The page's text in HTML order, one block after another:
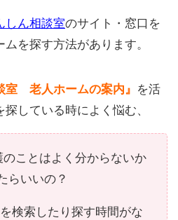
しん相談室のサイト・窓口を
を探す方法があります。
室 老人ホームの案内』 を活
している時によく悩む、
ことはよく分からないか
らいいの？
検索したり探す時間がな